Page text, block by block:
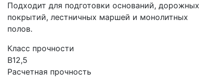
Подходит для подготовки оснований, дорожных
покрытий, лестничных маршей и монолитных
полов.
Класс прочности
B12,5
Расчетная прочность